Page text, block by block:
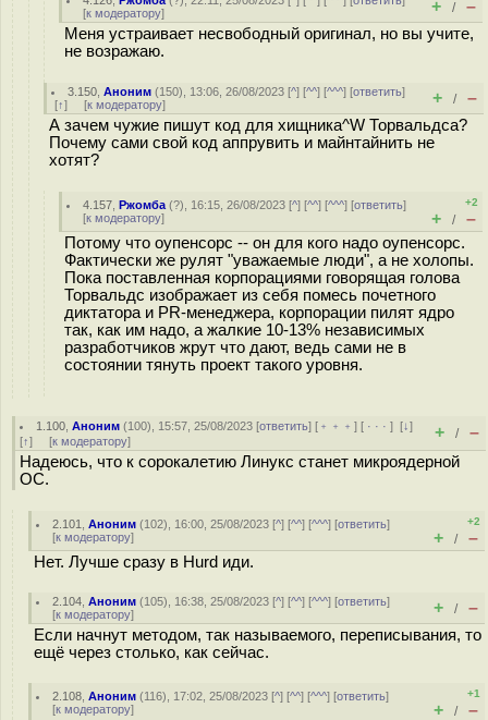
[к модератору] + / –
Меня устраивает несвободный оригинал, но вы учите,
не возражаю.
3.150 ,Аноним (150), 13:06, 26/08/2023 [^] [^^] [^^^] [ответить]
[↑] [к модератору] + / –
А зачем чужие пишут код для хищника^W Торвальдса?
Почему сами свой код аппрувить и майнтайнить не
хотят?
4.157 ,Ржомба (?), 16:15, 26/08/2023 [^] [^^] [^^^] [ответить]
[к модератору]
+2
+ / –
Потому что оупенсорс -- он для кого надо оупенсорс.
Фактически же рулят "уважаемые люди", а не холопы.
Пока поставленная корпорациями говорящая голова
Торвальдс изображает из себя помесь почетного
диктатора и PR-менеджера, корпорации пилят ядро
так, как им надо, а жалкие 10-13% независимых
разработчиков жрут что дают, ведь сами не в
состоянии тянуть проект такого уровня.
1.100 ,Аноним (100), 15:57, 25/08/2023 [ответить] [ ﹢﹢﹢] [ · · ·][↓]
[↑] [к модератору] + / –
Надеюсь, что к сорокалетию Линукс станет микроядерной
ОС.
2.101 ,Аноним (102), 16:00, 25/08/2023 [^] [^^] [^^^] [ответить]
[к модератору]
+2
+ / –
Нет. Лучше сразу в Hurd иди.
2.104 ,Аноним (105), 16:38, 25/08/2023 [^] [^^] [^^^] [ответить]
[к модератору] + / –
Если начнут методом, так называемого, переписывания, то
ещё через столько, как сейчас.
2.108 ,Аноним (116), 17:02, 25/08/2023 [^] [^^] [^^^] [ответить]
[к модератору]
+1
+ / –